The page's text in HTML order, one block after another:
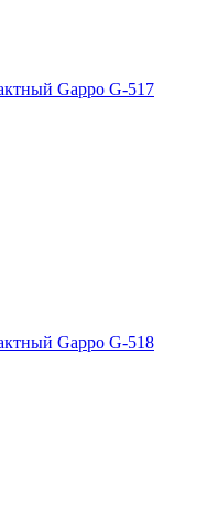
Gappo G-517
Gappo G-518